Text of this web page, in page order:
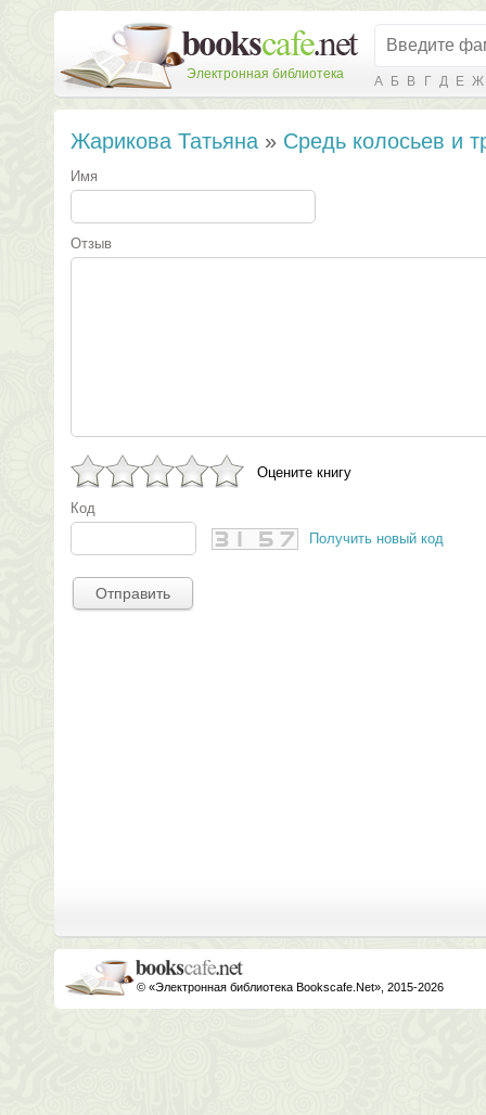
Электронная библиотека А Б В Г Д Е Ж
Жарикова Татьяна » Средь колосьев и
Имя
Отзыв
Оцените книгу
Код
Получить новый код
Отправить
© «Электронная библиотека Bookscafe.Net», 2015-2026